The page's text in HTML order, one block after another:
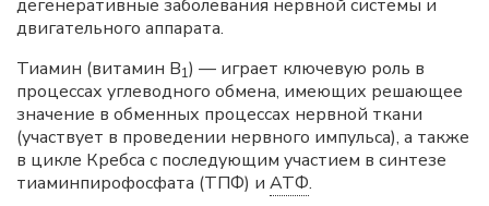
дегенеративные заболевания нервной системы и
двигательного аппарата.
Тиамин (витамин В1) — играет ключевую роль в
процессах углеводного обмена, имеющих решающее
значение в обменных процессах нервной ткани
(участвует в проведении нервного импульса), а также
в цикле Кребса с последующим участием в синтезе
тиаминпирофосфата (ТПФ) и АТФ.